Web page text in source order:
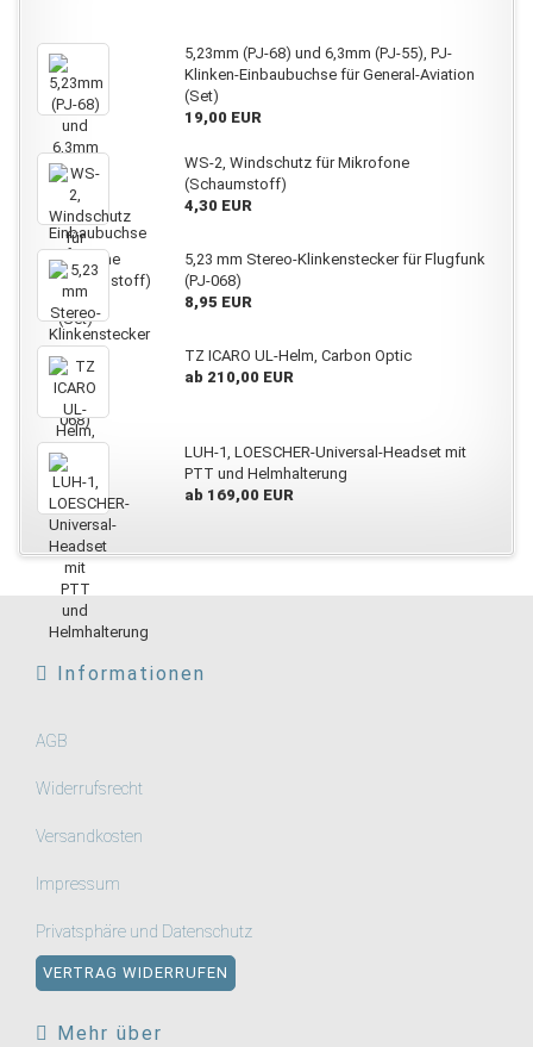
5,23mm (PJ-68) und 6,3mm (PJ-55), PJ-
Klinken-Einbaubuchse für General-Aviation
(Set)
19,00 EUR
WS-2, Windschutz für Mikrofone
(Schaumstoff)
4,30 EUR
5,23 mm Stereo-Klinkenstecker für Flugfunk
(PJ-068)
8,95 EUR
TZ ICARO UL-Helm, Carbon Optic
ab 210,00 EUR
LUH-1, LOESCHER-Universal-Headset mit
PTT und Helmhalterung
ab 169,00 EUR
Informationen
AGB
Widerrufsrecht
Versandkosten
Impressum
Privatsphäre und Datenschutz
VERTRAG WIDERRUFEN
Mehr über